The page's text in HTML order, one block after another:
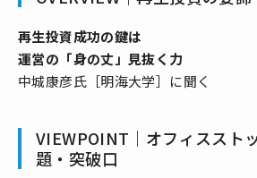
再生投資成功の鍵は
運営の「身の丈」見抜く力
中城康彦氏［明海大学］に聞く
VIEWPOINT｜オフィススト
題・突破口